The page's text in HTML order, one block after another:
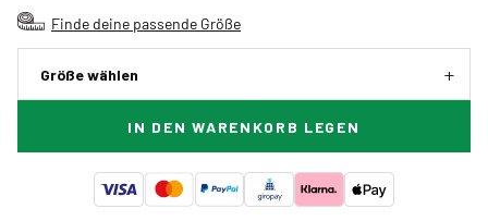
Finde deine passende Größe
Größe wählen
IN DEN WARENKORB LEGEN